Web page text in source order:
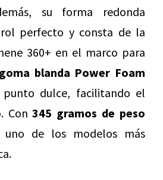
su forma redonda
perfecto y consta de la
360+ en el marco para
goma blanda Power Foam
dulce, facilitando el
Con345 gramos de peso
uno de los modelos más